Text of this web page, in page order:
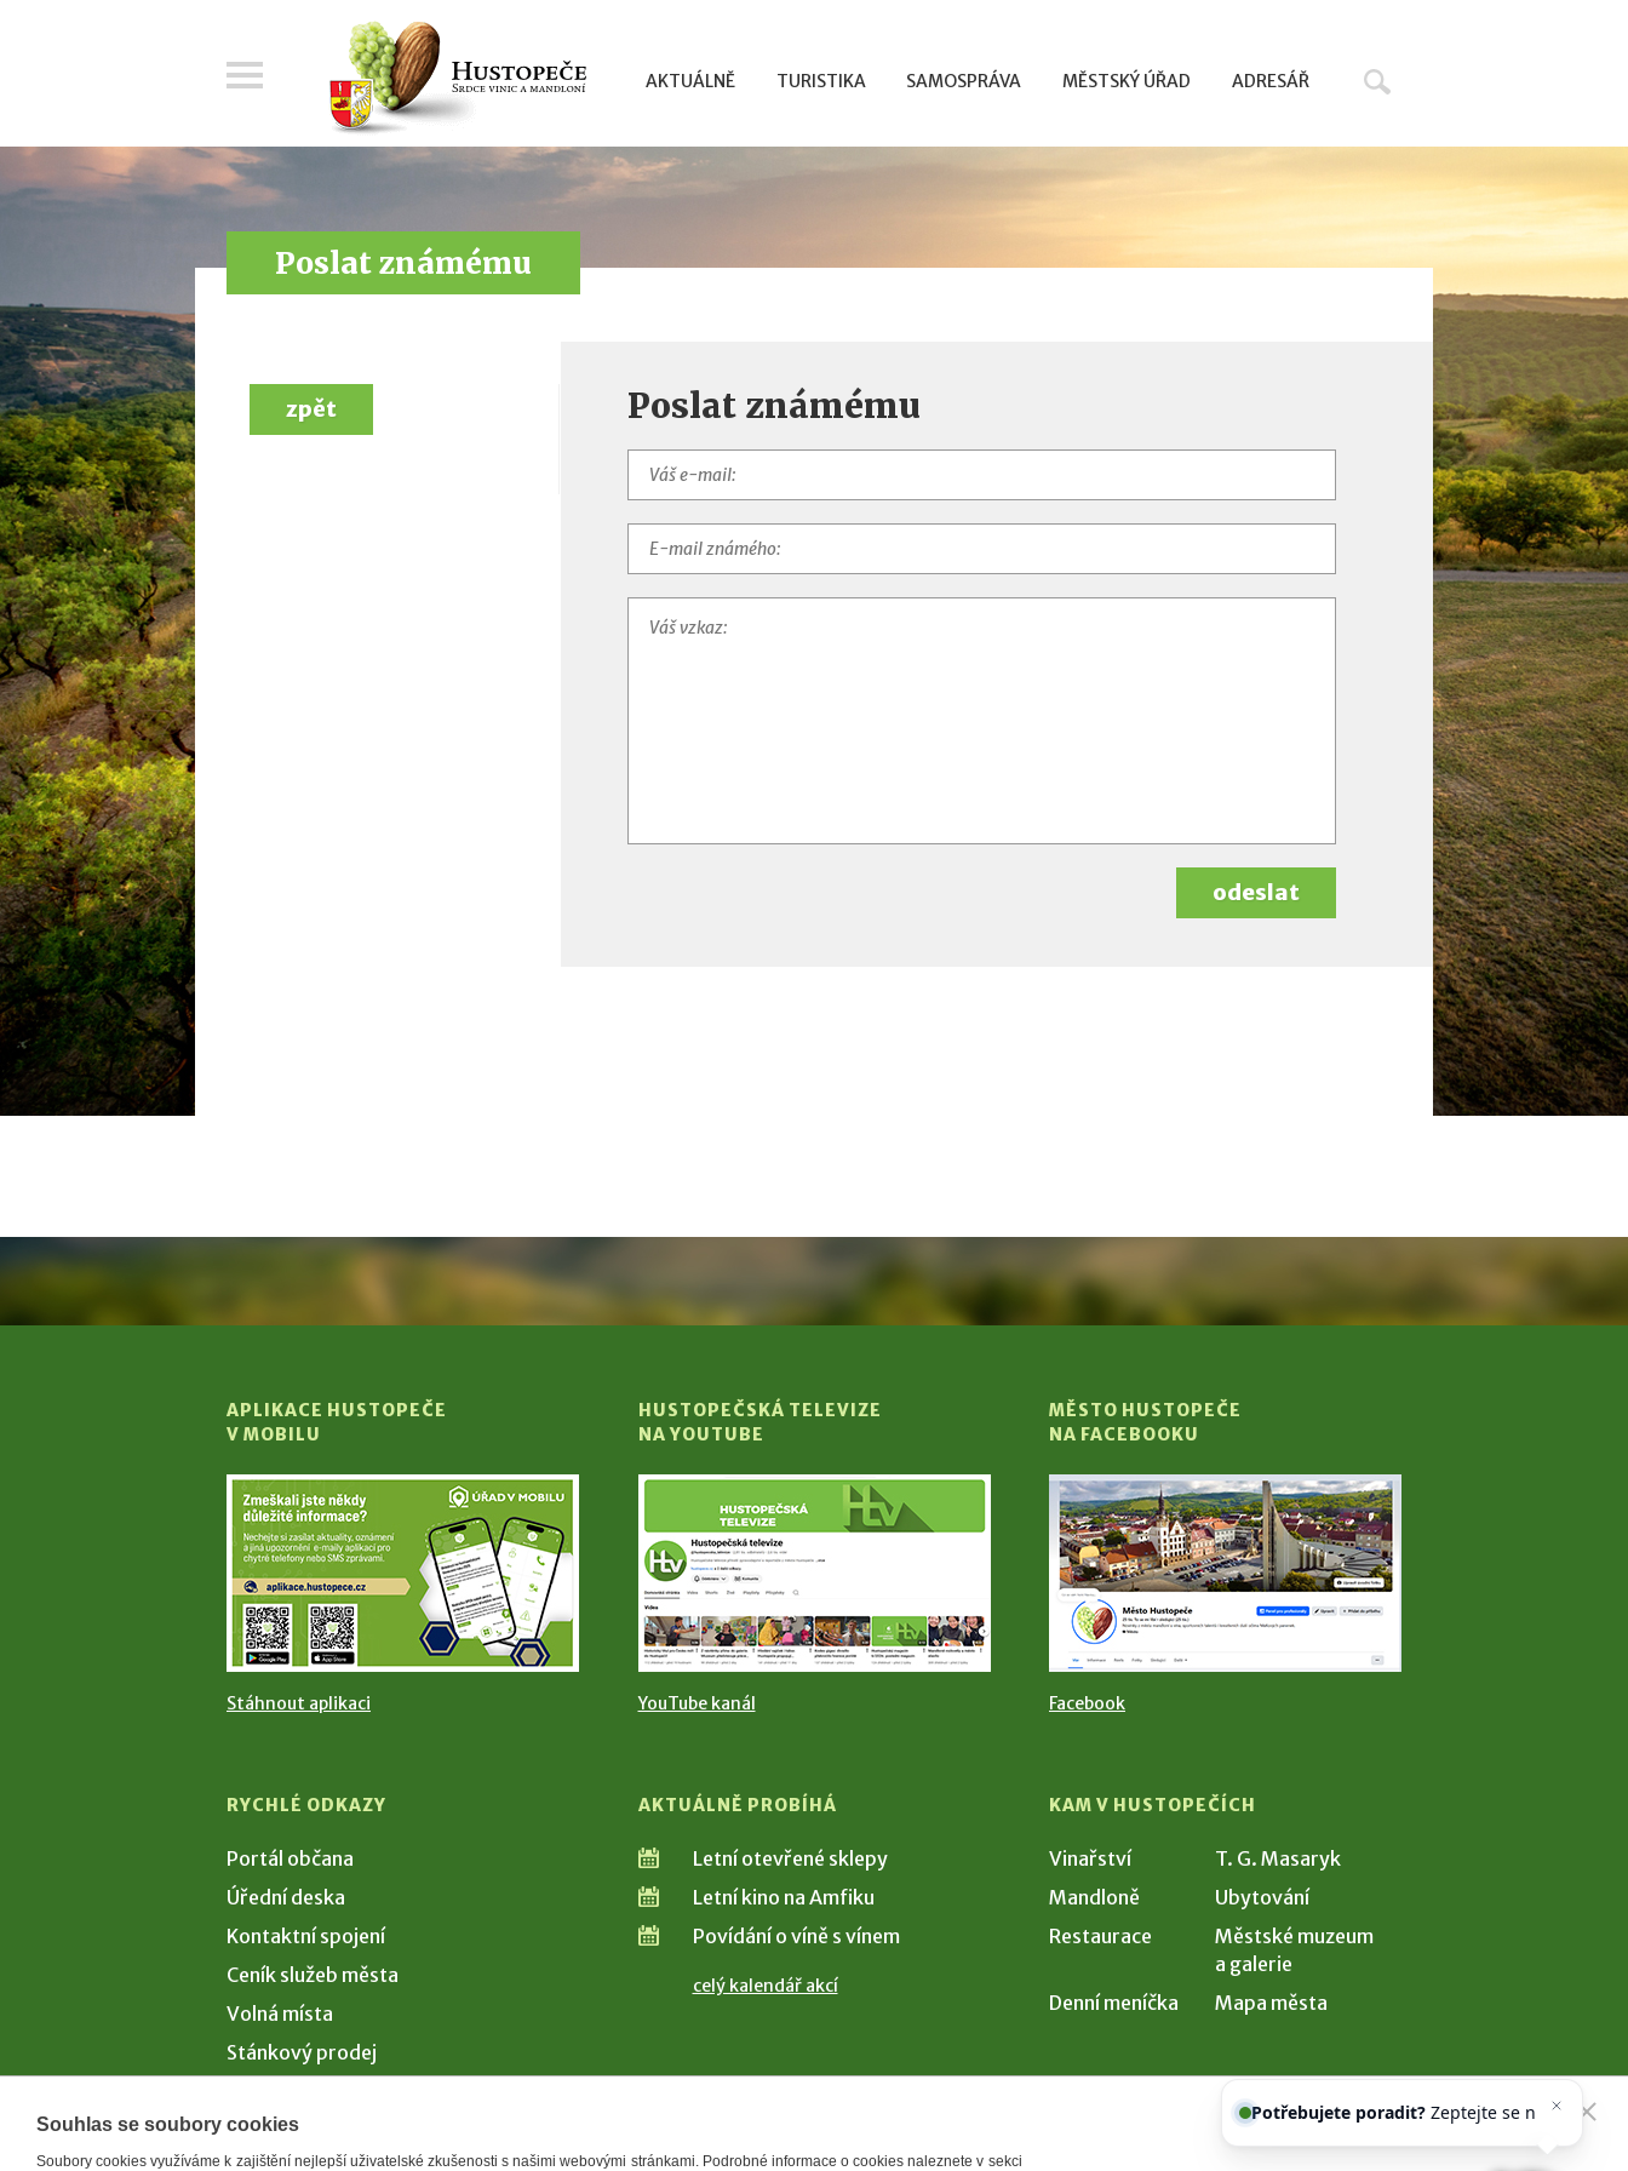
AKTUÁLNĚ TURISTIKA SAMOSPRÁVA MĚSTSKÝ ÚŘAD ADRESÁŘ
Poslat známému
Poslat známému
odeslat
zpět
APLIKACE HUSTOPEČE
V MOBILU
Stáhnout aplikaci
HUSTOPEČSKÁ TELEVIZE
NA YOUTUBE
YouTube kanál
MĚSTO HUSTOPEČE
NA FACEBOOKU
Facebook
RYCHLÉ ODKAZY
Portál občana
Úřední deska
Kontaktní spojení
Ceník služeb města
Volná místa
Stánkový prodej
AKTUÁLNĚ PROBÍHÁ
Letní otevřené sklepy
Letní kino na Amfiku
Povídání o víně s vínem
celý kalendář akcí
KAM V HUSTOPEČÍCH
Vinařství
T. G. Masaryk
Mandloně
Ubytování
Restaurace
Městské muzeum
a galerie
Denní meníčka
Mapa města
Souhlas se soubory cookies
Soubory cookies využíváme k zajištění nejlepší uživatelské zkušenosti s našimi webovými stránkami. Podrobné informace o cookies naleznete v sekci
našeho asistenta Chett